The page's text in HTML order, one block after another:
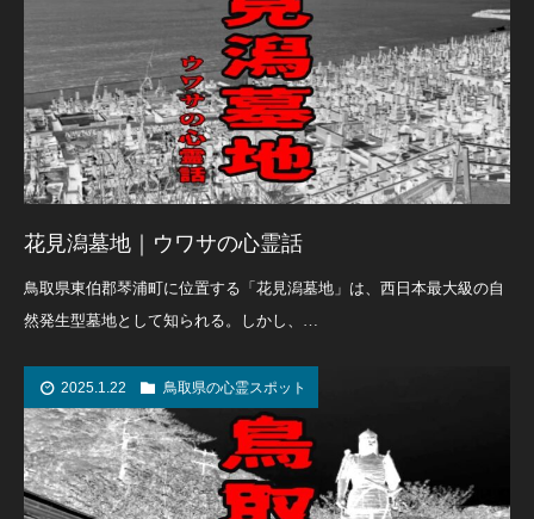
花見潟墓地｜ウワサの心霊話
鳥取県東伯郡琴浦町に位置する「花見潟墓地」は、西日本最大級の自
然発生型墓地として知られる。しかし、…
2025.1.22 鳥取県の心霊スポット